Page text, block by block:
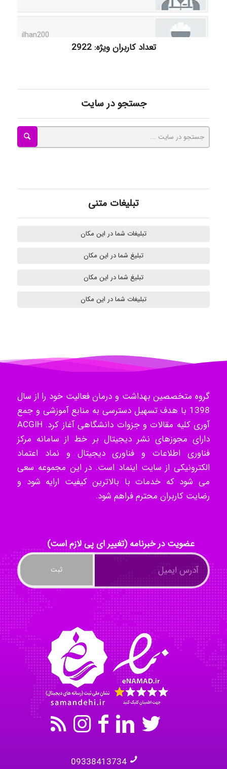
Tavan
akhtar shahsavandi
Hossein Znd
k.aryan
ilhan200
Mohammad
Tavan
akhtar shahsavandi
kimiya zirakpoor
تعداد کاربران ویژه: 2922
جستجو در سایت
تبلیغات متنی
تبلیغات شما در این مکان
تبلیغ شما در این مکان
تبلیغ شما در این مکان
تبلیغات شما در این مکان
گروه متخصصین بهداشت و درمان فعالیت خود را از سال
1398 با هدف تسهیل دسترسی به منابع آموزشی و جمع
آوری کلیه مقالات و جزوات دانشگاهی آغاز کرد. ACGIH
دارای مجوزهای نشر دیجیتال بر خط از سامانه مرکز
فناوری اطلاعات و فناوری دیجیتال و نماد اعتماد
الکترونیکی از سایت اینماد است. در این مجموعه سعی
می شود که خدمات با بالاترین کیفیت ارایه شود و
رضایت کاربران محترم فراهم شود.
عضویت در خبرنامه (تغییر ای پی لازم است)
09338413734